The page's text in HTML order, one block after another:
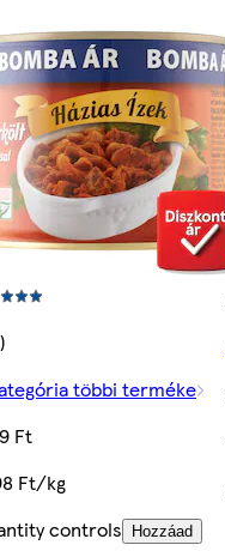
többi terméke
Ft
Ft/kg
controls
Hozzáad